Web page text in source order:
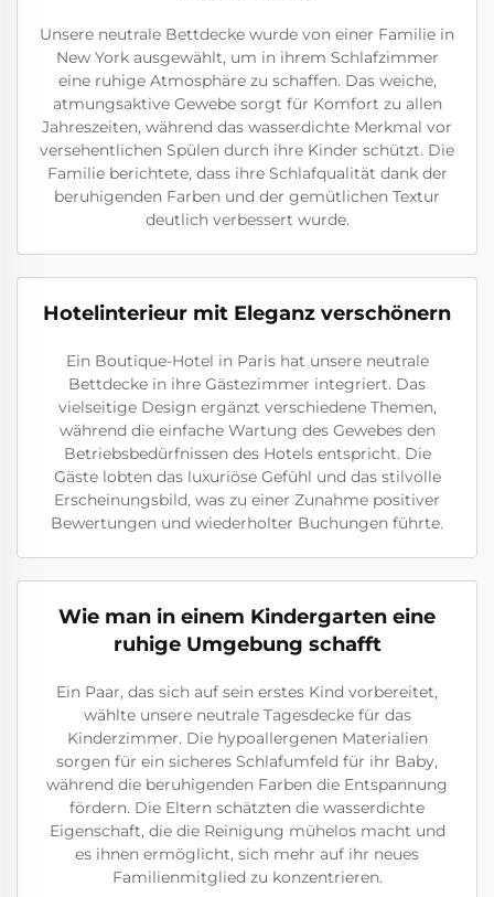
Unsere neutrale Bettdecke wurde von einer Familie in
New York ausgewählt, um in ihrem Schlafzimmer
eine ruhige Atmosphäre zu schaffen. Das weiche,
atmungsaktive Gewebe sorgt für Komfort zu allen
Jahreszeiten, während das wasserdichte Merkmal vor
versehentlichen Spülen durch ihre Kinder schützt. Die
Familie berichtete, dass ihre Schlafqualität dank der
beruhigenden Farben und der gemütlichen Textur
deutlich verbessert wurde.
Hotelinterieur mit Eleganz verschönern
Ein Boutique-Hotel in Paris hat unsere neutrale
Bettdecke in ihre Gästezimmer integriert. Das
vielseitige Design ergänzt verschiedene Themen,
während die einfache Wartung des Gewebes den
Betriebsbedürfnissen des Hotels entspricht. Die
Gäste lobten das luxuriöse Gefühl und das stilvolle
Erscheinungsbild, was zu einer Zunahme positiver
Bewertungen und wiederholter Buchungen führte.
Wie man in einem Kindergarten eine
ruhige Umgebung schafft
Ein Paar, das sich auf sein erstes Kind vorbereitet,
wählte unsere neutrale Tagesdecke für das
Kinderzimmer. Die hypoallergenen Materialien
sorgen für ein sicheres Schlafumfeld für ihr Baby,
während die beruhigenden Farben die Entspannung
fördern. Die Eltern schätzten die wasserdichte
Eigenschaft, die die Reinigung mühelos macht und
es ihnen ermöglicht, sich mehr auf ihr neues
Familienmitglied zu konzentrieren.